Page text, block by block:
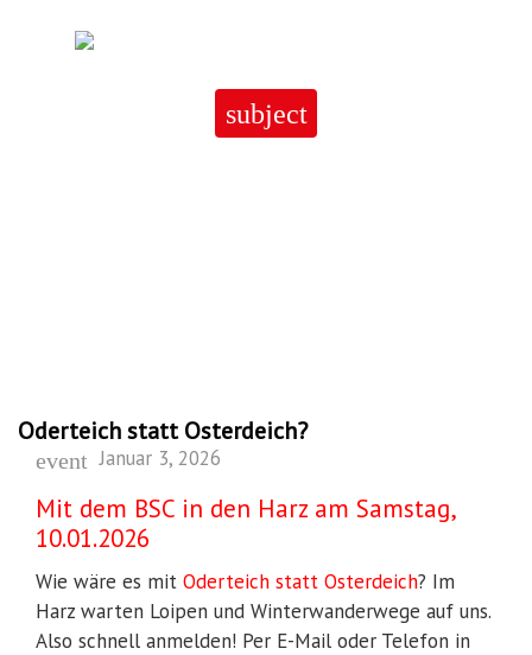
subject
Oderteich statt Osterdeich?
event Januar 3, 2026
Mit dem BSC in den Harz am Samstag,
10.01.2026
Wie wäre es mit Oderteich statt Osterdeich? Im
Harz warten Loipen und Winterwanderwege auf uns.
Also schnell anmelden! Per E-Mail oder Telefon in